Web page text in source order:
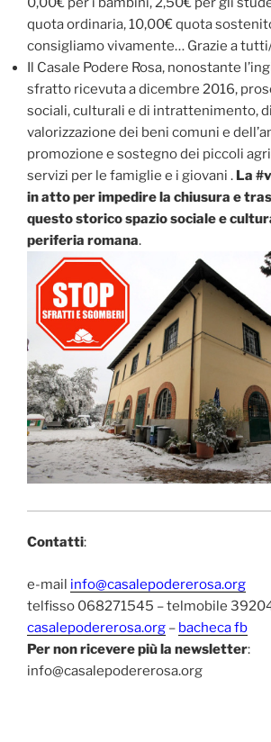
quota ordinaria, 10,00€ quota
consigliamo vivamente… Grazie a
Il Casale Podere Rosa, nonostante
sfratto ricevuta a dicembre 2016,
sociali, culturali e di intrattenimento,
valorizzazione dei beni comuni e
promozione e sostegno dei piccoli
servizi per le famiglie e i giovani . La
in atto per impedire la chiusura e
questo storico spazio sociale e
periferia romana.
Contatti:
e-mail info@casalepodererosa.org
telfisso 068271545 – telmobile
casalepodererosa.org – bacheca fb
Per non ricevere più la newsletter:
info@casalepodererosa.org